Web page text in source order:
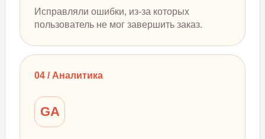
Исправляли ошибки, из-за которых
пользователь не мог завершить заказ.
04 / Аналитика
GA